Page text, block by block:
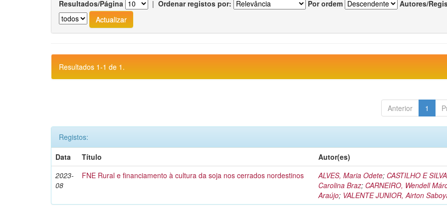
Resultados/Página | Ordenar registos por: Por ordem Autores/
Resultados 1-1 de 1.
Anterior 1
Registos:
Data
Título
Autor(es)
2023-
08
FNE Rural e financiamento à cultura da soja nos cerrados nordestinos ALVES, Maria Odete; CASTILHO E
Carolina Braz; CARNEIRO, Wendell
Araújo; VALENTE JUNIOR, Airton